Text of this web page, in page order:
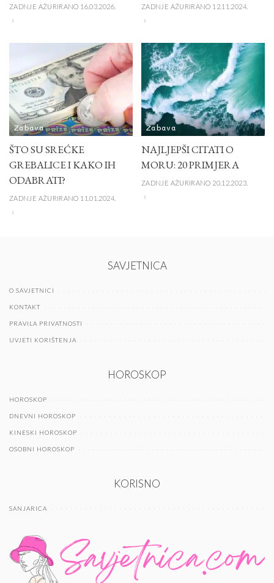
ZADNJE AŽURIRANO 16.03.2026. ZADNJE AŽURIRANO 12.11.2024.
Zabava
ŠTO SU SREĆKE
GREBALICE I KAKO IH
ODABRATI?
ZADNJE AŽURIRANO 11.01.2024.
Zabava
NAJLJEPŠI CITATI O
MORU: 20 PRIMJERA
ZADNJE AŽURIRANO 20.12.2023.
SAVJETNICA
O SAVJETNICI
KONTAKT
PRAVILA PRIVATNOSTI
UVJETI KORIŠTENJA
HOROSKOP
HOROSKOP
DNEVNI HOROSKOP
KINESKI HOROSKOP
OSOBNI HOROSKOP
KORISNO
SANJARICA